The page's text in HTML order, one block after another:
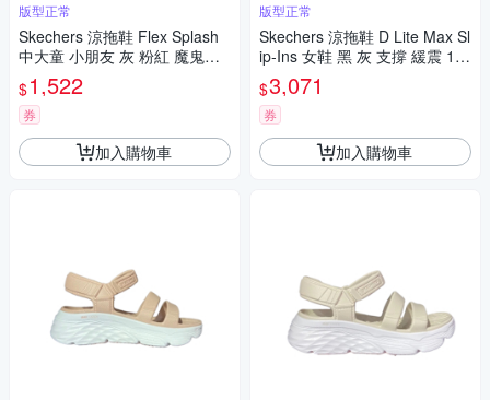
版型正常
Skechers 涼拖鞋 Flex Splash
中大童 小朋友 灰 粉紅 魔鬼氈
漁夫涼鞋 303274LGYLP
$1,522
券
加入購物車
版型正常
Skechers 涼拖鞋 D Lite Max Sl
ip-Ins 女鞋 黑 灰 支撐 緩震 18
0397BKCC
$3,071
券
加入購物車